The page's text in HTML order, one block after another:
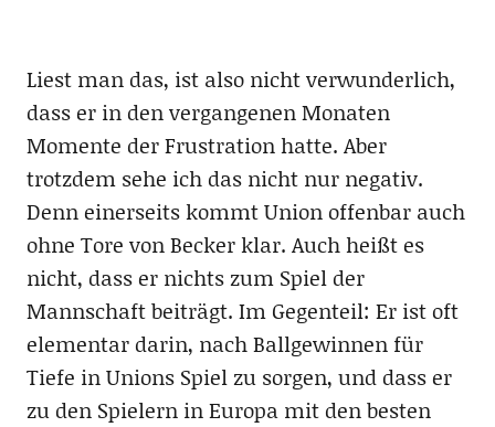
Liest man das, ist also nicht verwunderlich,
dass er in den vergangenen Monaten
Momente der Frustration hatte. Aber
trotzdem sehe ich das nicht nur negativ.
Denn einerseits kommt Union offenbar auch
ohne Tore von Becker klar. Auch heißt es
nicht, dass er nichts zum Spiel der
Mannschaft beiträgt. Im Gegenteil: Er ist oft
elementar darin, nach Ballgewinnen für
Tiefe in Unions Spiel zu sorgen, und dass er
zu den Spielern in Europa mit den besten